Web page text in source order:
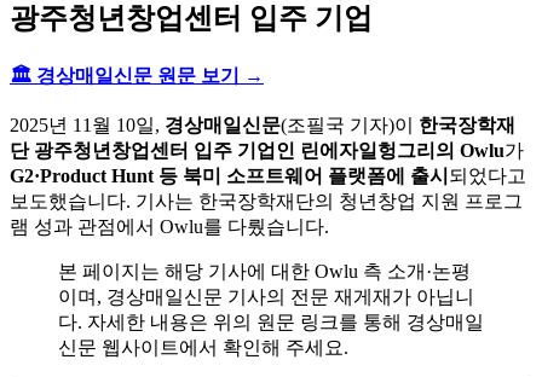
광주청년창업센터 입주 기업
🏛️ 경상매일신문 원문 보기 →
2025년 11월 10일, 경상매일신문(조필국 기자)이 한국장학재
단 광주청년창업센터 입주 기업인 린에자일헝그리의 Owlu가
G2·Product Hunt 등 북미 소프트웨어 플랫폼에 출시 되었다고
보도했습니다. 기사는 한국장학재단의 청년창업 지원 프로그
램 성과 관점에서 Owlu를 다뤘습니다.
본 페이지는 해당 기사에 대한 Owlu 측 소개·논평
이며, 경상매일신문 기사의 전문 재게재가 아닙니
다. 자세한 내용은 위의 원문 링크를 통해 경상매일
신문 웹사이트에서 확인해 주세요.